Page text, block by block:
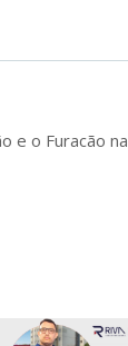
o Furacão